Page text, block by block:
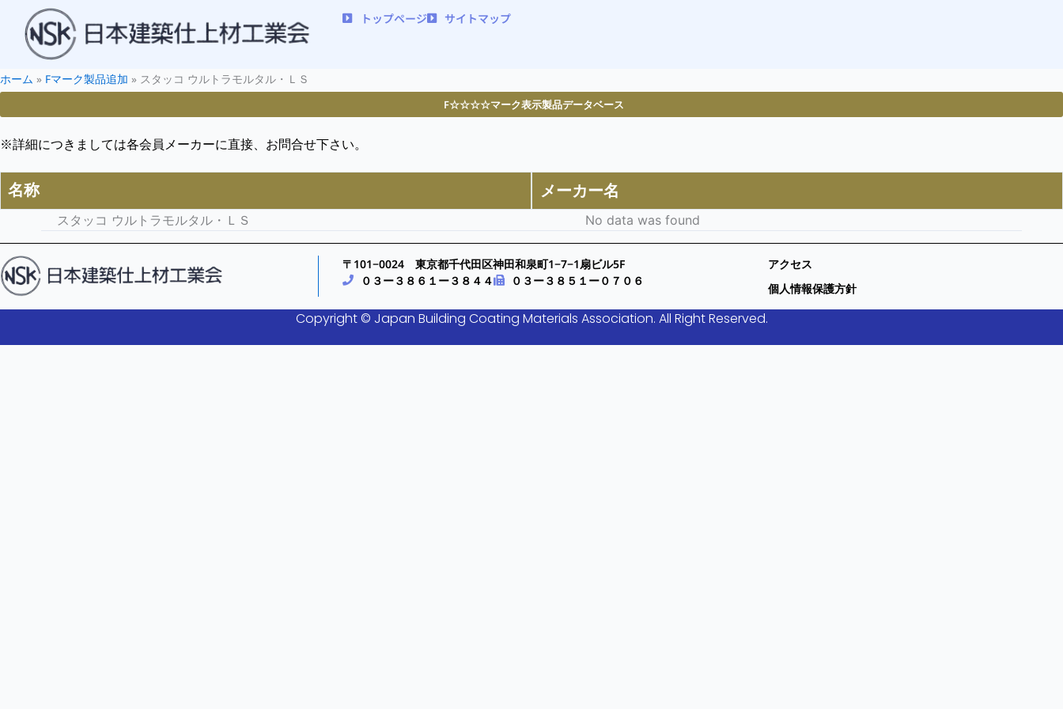
トップページ サイトマップ
ホーム » Fマーク製品追加 » スタッコ ウルトラモルタル・ＬＳ
F☆☆☆☆マーク表示製品データベース
※詳細につきましては各会員メーカーに直接、お問合せ下さい。
名称 メーカー名
スタッコ ウルトラモルタル・ＬＳ No data was found
〒101−0024 東京都千代田区神田和泉町1−7−1扇ビル5F
０３ー３８６１ー３８４４
０３ー３８５１ー０７０６
アクセス
個人情報保護方針
Copyright © Japan Building Coating Materials Association. All Right Reserved.